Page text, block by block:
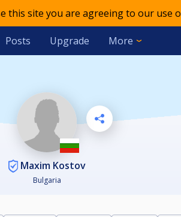
this site you are agreeing to our use
Posts Upgrade More
Maxim Kostov
Bulgaria